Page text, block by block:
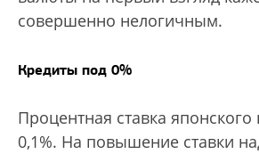
совершенно нелогичным.
Кредиты под 0%
Процентная ставка
0,1%. На повышение ставки